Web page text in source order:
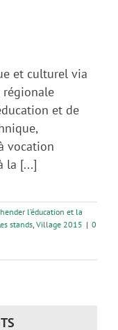
et culturel via
régionale
et de
vocation
la [...]
l’éducation et la
stands, Village 2015 | 0